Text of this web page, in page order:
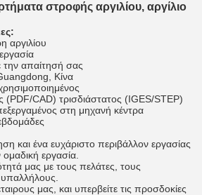
στροφής αργιλίου, αργίλιο
αργιλίου
απαίτησή σας
Κίνα
CAD) τρισδιάστατος (IGES/STEP)
στη μηχανή κέντρα
και ένα ευχάριστο περιβάλλον εργασίας
εργασία.
μας με τους πελάτες, τους
μας, και υπερβείτε τις προσδοκίες